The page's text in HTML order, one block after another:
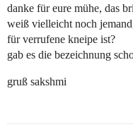
danke für eure mühe, das
weiß vielleicht noch
für verrufene kneipe ist?
gab es die bezeichnung
gruß sakshmi